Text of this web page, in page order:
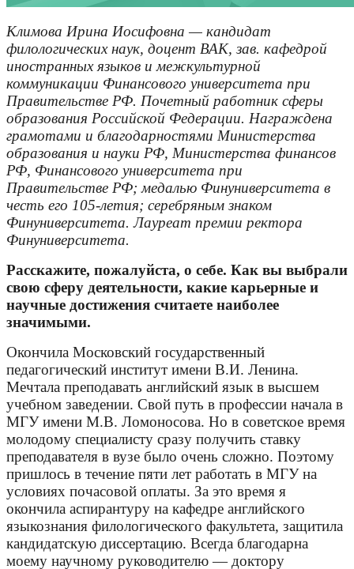
Климова Ирина Иосифовна — кандидат
филологических наук, доцент ВАК, зав. кафедрой
иностранных языков и межкультурной
коммуникации Финансового университета при
Правительстве РФ. Почетный работник сферы
образования Российской Федерации. Награждена
грамотами и благодарностями Министерства
образования и науки РФ, Министерства финансов
РФ, Финансового университета при
Правительстве РФ; медалью Финуниверситета в
честь его 105-летия; серебряным знаком
Финуниверситета. Лауреат премии ректора
Финуниверситета.
Расскажите, пожалуйста, о себе. Как вы выбрали
свою сферу деятельности, какие карьерные и
научные достижения считаете наиболее
значимыми.
Окончила Московский государственный
педагогический институт имени В.И. Ленина.
Мечтала преподавать английский язык в высшем
учебном заведении. Свой путь в профессии начала в
МГУ имени М.В. Ломоносова. Но в советское время
молодому специалисту сразу получить ставку
преподавателя в вузе было очень сложно. Поэтому
пришлось в течение пяти лет работать в МГУ на
условиях почасовой оплаты. За это время я
окончила аспирантуру на кафедре английского
языкознания филологического факультета, защитила
кандидатскую диссертацию. Всегда благодарна
моему научному руководителю — доктору